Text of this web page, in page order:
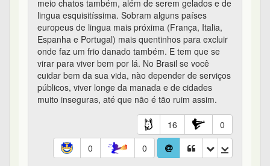
meio chatos também, além de serem gelados e de
lingua esquisitíssima. Sobram alguns países
europeus de lingua mais próxima (França, Italia,
Espanha e Portugal) mais quentinhos para excluir
onde faz um frio danado também. E tem que se
virar para viver bem por lá. No Brasil se você
cuidar bem da sua vida, nào depender de serviços
públicos, viver longe da manada e de cidades
muito inseguras, até que não é tão ruim assim.
16
0
0
0